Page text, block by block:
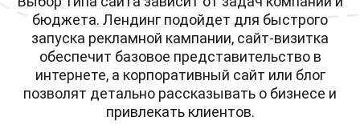
бюджета. Лендинг подойдет для быстрого
запуска рекламной кампании, сайт-визитка
обеспечит базовое представительство в
интернете, а корпоративный сайт или блог
позволят детально рассказывать о бизнесе и
привлекать клиентов.